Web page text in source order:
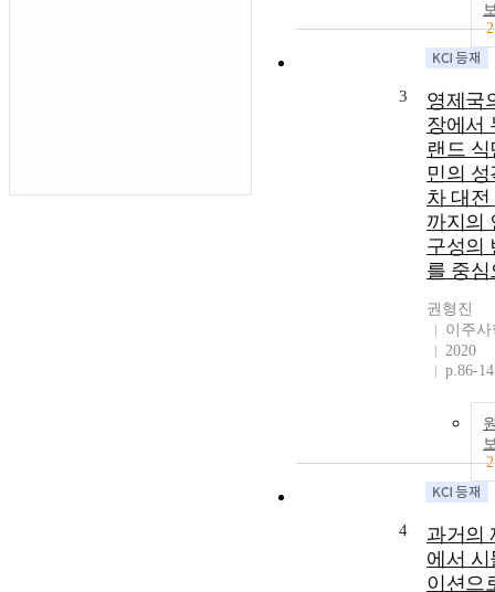
2
3
영제국
장에서
랜드 식
민의 성
차 대전
까지의
구성의
를 중심
권형진
이주
2020
p.86-
2
4
과거의
에서 시
이션으